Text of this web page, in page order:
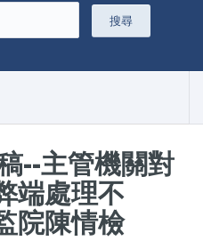
--主管機關對
端處理不
院陳情檢